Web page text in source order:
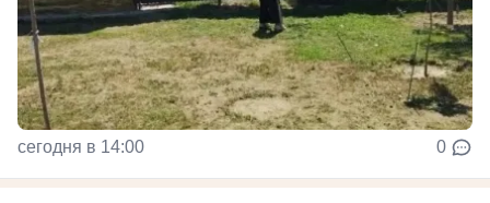
сегодня в 14:00 0